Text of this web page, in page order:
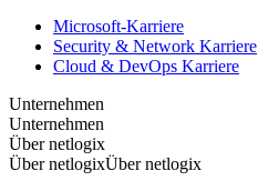
Microsoft-Karriere
Security & Network Karriere
Cloud & DevOps Karriere
Unternehmen
Unternehmen
Über netlogix
Über netlogixÜber netlogix